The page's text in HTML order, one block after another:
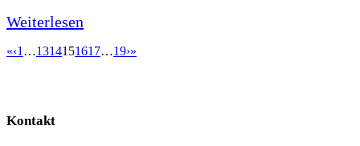
Weiterlesen
«‹1 …1314151617…19›»
Kontakt